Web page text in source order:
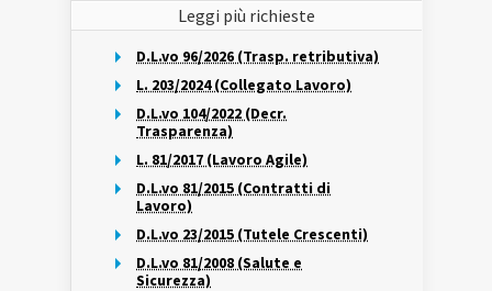
Leggi più richieste
D.L.vo 96/2026 (Trasp. retributiva)
L. 203/2024 (Collegato Lavoro)
D.L.vo 104/2022 (Decr.
Trasparenza)
L. 81/2017 (Lavoro Agile)
D.L.vo 81/2015 (Contratti di
Lavoro)
D.L.vo 23/2015 (Tutele Crescenti)
D.L.vo 81/2008 (Salute e
Sicurezza)